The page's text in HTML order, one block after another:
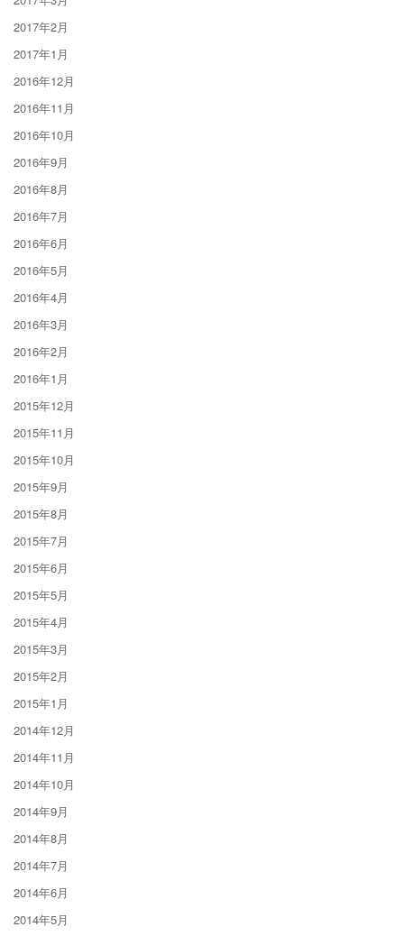
2017年2月
2017年1月
2016年12月
2016年11月
2016年10月
2016年9月
2016年8月
2016年7月
2016年6月
2016年5月
2016年4月
2016年3月
2016年2月
2016年1月
2015年12月
2015年11月
2015年10月
2015年9月
2015年8月
2015年7月
2015年6月
2015年5月
2015年4月
2015年3月
2015年2月
2015年1月
2014年12月
2014年11月
2014年10月
2014年9月
2014年8月
2014年7月
2014年6月
2014年5月